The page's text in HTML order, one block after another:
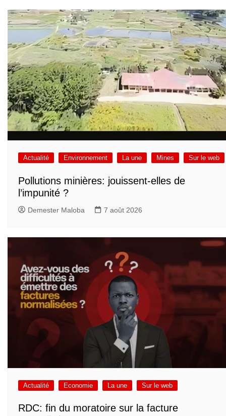
Actualité Environnement La une Mines Sur le web
Pollutions minières: jouissent-elles de
l’impunité ?
Demester Maloba 7 août 2026
Actualité Economie La une Sur le web
RDC: fin du moratoire sur la facture